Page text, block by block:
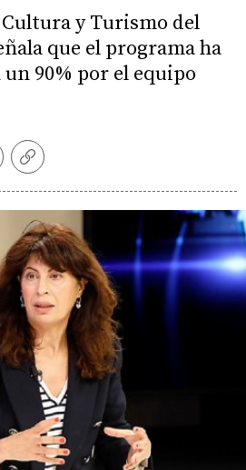
y Turismo del
que el programa ha
90% por el equipo
Copiar